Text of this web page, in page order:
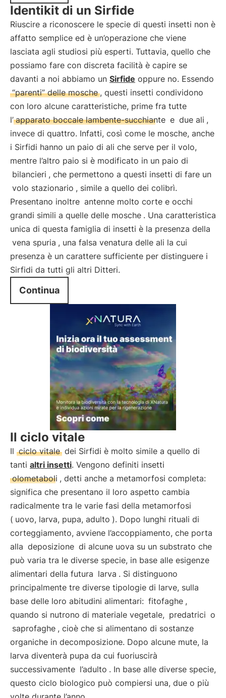
Identikit di un Sirfide
Riuscire a riconoscere le specie di questi insetti non è
affatto semplice ed è un’operazione che viene
lasciata agli studiosi più esperti. Tuttavia, quello che
possiamo fare con discreta facilità è capire se
davanti a noi abbiamo un Sirfide oppure no. Essendo
“parenti” delle mosche , questi insetti condividono
con loro alcune caratteristiche, prime fra tutte
l’ apparato boccale lambente-succhiante e due ali ,
invece di quattro. Infatti, così come le mosche, anche
i Sirfidi hanno un paio di ali che serve per il volo,
mentre l’altro paio si è modificato in un paio di
bilancieri , che permettono a questi insetti di fare un
volo stazionario , simile a quello dei colibrì.
Presentano inoltre antenne molto corte e occhi
grandi simili a quelle delle mosche . Una caratteristica
unica di questa famiglia di insetti è la presenza della
vena spuria , una falsa venatura delle ali la cui
presenza è un carattere sufficiente per distinguere i
Sirfidi da tutti gli altri Ditteri.
Continua
Il ciclo vitale
Il ciclo vitale dei Sirfidi è molto simile a quello di
tanti altri insetti. Vengono definiti insetti
olometaboli , detti anche a metamorfosi completa:
significa che presentano il loro aspetto cambia
radicalmente tra le varie fasi della metamorfosi
( uovo, larva, pupa, adulto ). Dopo lunghi rituali di
corteggiamento, avviene l’accoppiamento, che porta
alla deposizione di alcune uova su un substrato che
può varia tra le diverse specie, in base alle esigenze
alimentari della futura larva . Si distinguono
principalmente tre diverse tipologie di larve, sulla
base delle loro abitudini alimentari: fitofaghe ,
quando si nutrono di materiale vegetale, predatrici o
saprofaghe , cioè che si alimentano di sostanze
organiche in decomposizione. Dopo alcune mute, la
larva diventerà pupa da cui fuoriuscirà
successivamente l’adulto . In base alle diverse specie,
questo ciclo biologico può compiersi una, due o più